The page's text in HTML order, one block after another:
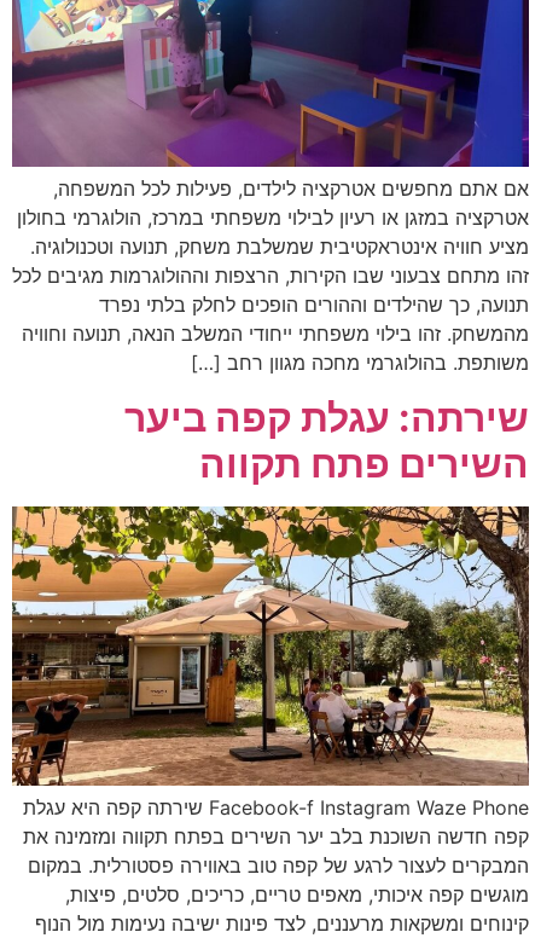
אם אתם מחפשים אטרקציה לילדים, פעילות לכל המשפחה,
אטרקציה במזגן או רעיון לבילוי משפחתי במרכז, הולוגרמי בחולון
מציע חוויה אינטראקטיבית שמשלבת משחק, תנועה וטכנולוגיה.
זהו מתחם צבעוני שבו הקירות, הרצפות וההולוגרמות מגיבים לכל
תנועה, כך שהילדים וההורים הופכים לחלק בלתי נפרד
מהמשחק. זהו בילוי משפחתי ייחודי המשלב הנאה, תנועה וחוויה
משותפת. בהולוגרמי מחכה מגוון רחב […]
שירתה: עגלת קפה ביער
השירים פתח תקווה
Facebook-f Instagram Waze Phone שירתה קפה היא עגלת
קפה חדשה השוכנת בלב יער השירים בפתח תקווה ומזמינה את
המבקרים לעצור לרגע של קפה טוב באווירה פסטורלית. במקום
מוגשים קפה איכותי, מאפים טריים, כריכים, סלטים, פיצות,
קינוחים ומשקאות מרעננים, לצד פינות ישיבה נעימות מול הנוף